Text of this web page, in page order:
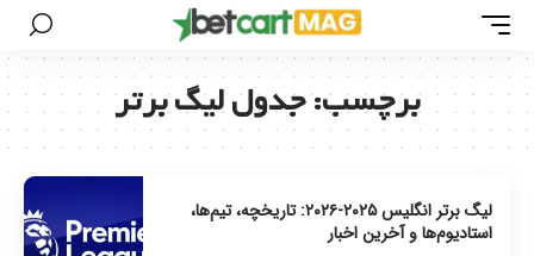
برچسب:جدول لیگ برتر
لیگ برتر انگلیس ۲۰۲۵-۲۰۲۶: تاریخچه، تیم‌ها،
استادیوم‌ها و آخرین اخبار